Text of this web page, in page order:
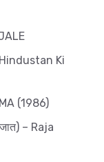
Ki
(1986)
– Raja